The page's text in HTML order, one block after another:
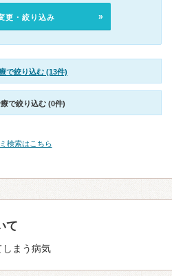
更・絞り込み
で絞り込む (13件)
で絞り込む (0件)
検索はこちら
て
しまう病気